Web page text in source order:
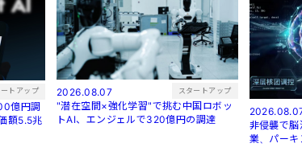
トアップ
億円調
額5.5兆
2026.08.07 スタートアップ
"潜在空間×強化学習"で挑む中国ロボッ
トAI、エンジェルで320億円の調達
非侵襲で
業、パーキ